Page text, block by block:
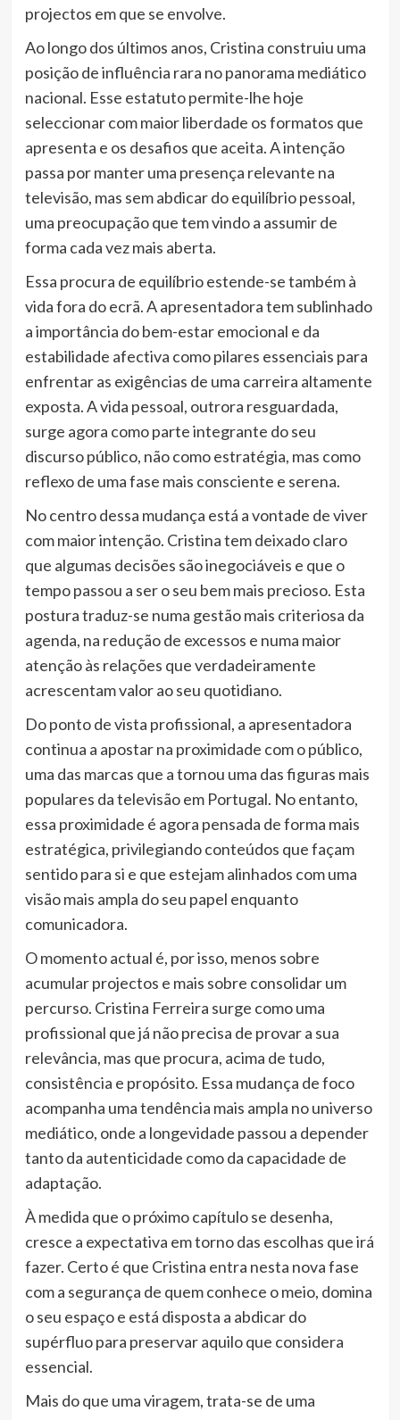
projectos em que se envolve.
Ao longo dos últimos anos, Cristina construiu uma
posição de influência rara no panorama mediático
nacional. Esse estatuto permite-lhe hoje
seleccionar com maior liberdade os formatos que
apresenta e os desafios que aceita. A intenção
passa por manter uma presença relevante na
televisão, mas sem abdicar do equilíbrio pessoal,
uma preocupação que tem vindo a assumir de
forma cada vez mais aberta.
Essa procura de equilíbrio estende-se também à
vida fora do ecrã. A apresentadora tem sublinhado
a importância do bem-estar emocional e da
estabilidade afectiva como pilares essenciais para
enfrentar as exigências de uma carreira altamente
exposta. A vida pessoal, outrora resguardada,
surge agora como parte integrante do seu
discurso público, não como estratégia, mas como
reflexo de uma fase mais consciente e serena.
No centro dessa mudança está a vontade de viver
com maior intenção. Cristina tem deixado claro
que algumas decisões são inegociáveis e que o
tempo passou a ser o seu bem mais precioso. Esta
postura traduz-se numa gestão mais criteriosa da
agenda, na redução de excessos e numa maior
atenção às relações que verdadeiramente
acrescentam valor ao seu quotidiano.
Do ponto de vista profissional, a apresentadora
continua a apostar na proximidade com o público,
uma das marcas que a tornou uma das figuras mais
populares da televisão em Portugal. No entanto,
essa proximidade é agora pensada de forma mais
estratégica, privilegiando conteúdos que façam
sentido para si e que estejam alinhados com uma
visão mais ampla do seu papel enquanto
comunicadora.
O momento actual é, por isso, menos sobre
acumular projectos e mais sobre consolidar um
percurso. Cristina Ferreira surge como uma
profissional que já não precisa de provar a sua
relevância, mas que procura, acima de tudo,
consistência e propósito. Essa mudança de foco
acompanha uma tendência mais ampla no universo
mediático, onde a longevidade passou a depender
tanto da autenticidade como da capacidade de
adaptação.
À medida que o próximo capítulo se desenha,
cresce a expectativa em torno das escolhas que irá
fazer. Certo é que Cristina entra nesta nova fase
com a segurança de quem conhece o meio, domina
o seu espaço e está disposta a abdicar do
supérfluo para preservar aquilo que considera
essencial.
Mais do que uma viragem, trata-se de uma